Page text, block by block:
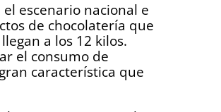
escenario nacional e
de chocolatería que
a los 12 kilos.
el consumo de
característica que